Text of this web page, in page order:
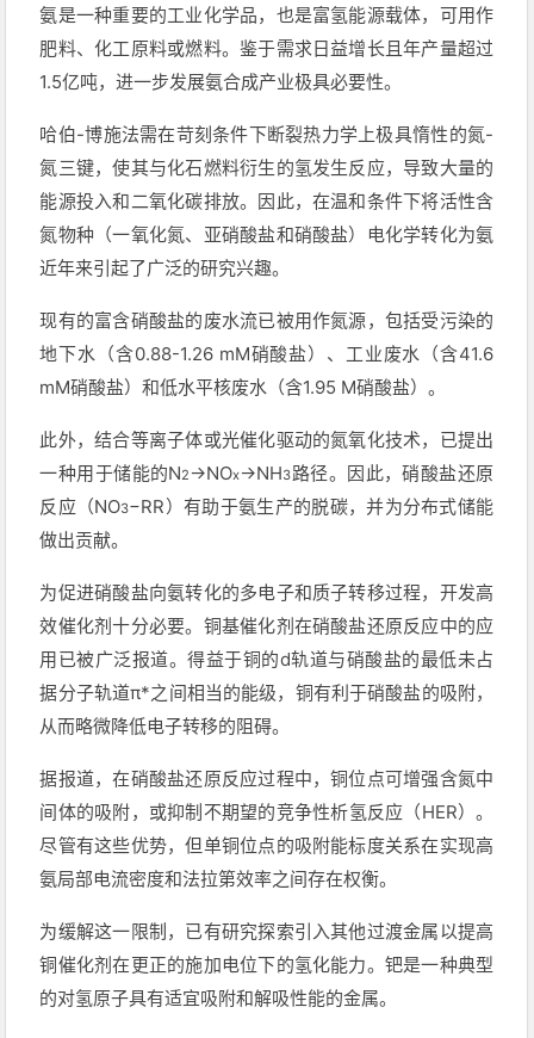
氨是一种重要的工业化学品，也是富氢能源载体，可用作
肥料、化工原料或燃料。鉴于需求日益增长且年产量超过
1.5亿吨，进一步发展氨合成产业极具必要性。
哈伯-博施法需在苛刻条件下断裂热力学上极具惰性的氮-
氮三键，使其与化石燃料衍生的氢发生反应，导致大量的
能源投入和二氧化碳排放。因此，在温和条件下将活性含
氮物种（一氧化氮、亚硝酸盐和硝酸盐）电化学转化为氨
近年来引起了广泛的研究兴趣。
现有的富含硝酸盐的废水流已被用作氮源，包括受污染的
地下水（含0.88-1.26 mM硝酸盐）、工业废水（含41.6
mM硝酸盐）和低水平核废水（含1.95 M硝酸盐）。
此外，结合等离子体或光催化驱动的氮氧化技术，已提出
一种用于储能的N2→NOx→NH3路径。因此，硝酸盐还原
反应（NO3−RR）有助于氨生产的脱碳，并为分布式储能
做出贡献。
为促进硝酸盐向氨转化的多电子和质子转移过程，开发高
效催化剂十分必要。铜基催化剂在硝酸盐还原反应中的应
用已被广泛报道。得益于铜的d轨道与硝酸盐的最低未占
据分子轨道π*之间相当的能级，铜有利于硝酸盐的吸附，
从而略微降低电子转移的阻碍。
据报道，在硝酸盐还原反应过程中，铜位点可增强含氮中
间体的吸附，或抑制不期望的竞争性析氢反应（HER）。
尽管有这些优势，但单铜位点的吸附能标度关系在实现高
氨局部电流密度和法拉第效率之间存在权衡。
为缓解这一限制，已有研究探索引入其他过渡金属以提高
铜催化剂在更正的施加电位下的氢化能力。钯是一种典型
的对氢原子具有适宜吸附和解吸性能的金属。